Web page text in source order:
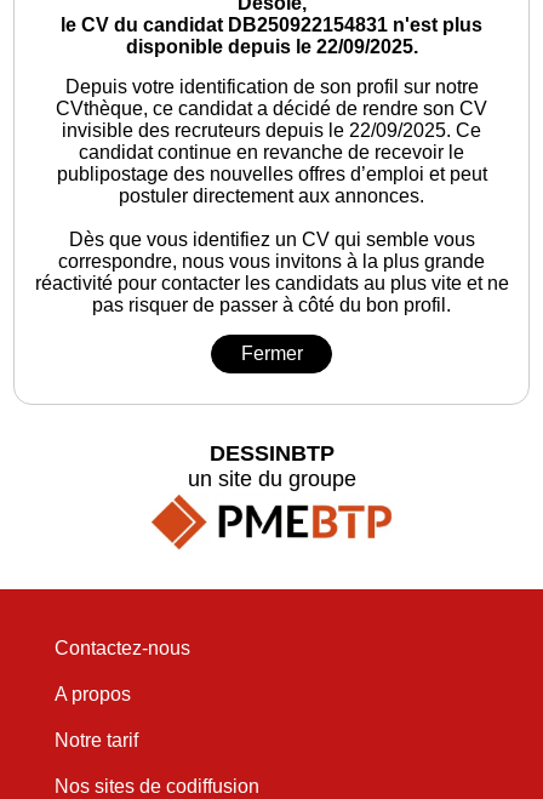
le CV du candidat DB250922154831 n'est plus
disponible depuis le 22/09/2025.
Depuis votre identification de son profil sur notre
CVthèque, ce candidat a décidé de rendre son CV
invisible des recruteurs depuis le 22/09/2025. Ce
candidat continue en revanche de recevoir le
publipostage des nouvelles offres d’emploi et peut
postuler directement aux annonces.
Dès que vous identifiez un CV qui semble vous
correspondre, nous vous invitons à la plus grande
réactivité pour contacter les candidats au plus vite et ne
pas risquer de passer à côté du bon profil.
Fermer
DESSINBTP
un site du groupe
Contactez-nous
A propos
Notre tarif
Nos sites de codiffusion